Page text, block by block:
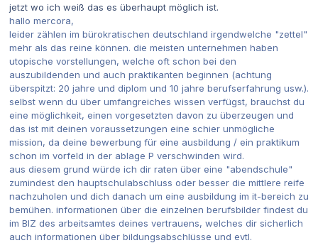
jetzt wo ich weiß das es überhaupt möglich ist.
hallo mercora,
leider zählen im bürokratischen deutschland irgendwelche "zettel"
mehr als das reine können. die meisten unternehmen haben
utopische vorstellungen, welche oft schon bei den
auszubildenden und auch praktikanten beginnen (achtung
überspitzt: 20 jahre und diplom und 10 jahre berufserfahrung usw.).
selbst wenn du über umfangreiches wissen verfügst, brauchst du
eine möglichkeit, einen vorgesetzten davon zu überzeugen und
das ist mit deinen voraussetzungen eine schier unmögliche
mission, da deine bewerbung für eine ausbildung / ein praktikum
schon im vorfeld in der ablage P verschwinden wird.
aus diesem grund würde ich dir raten über eine "abendschule"
zumindest den hauptschulabschluss oder besser die mittlere reife
nachzuholen und dich danach um eine ausbildung im it-bereich zu
bemühen. informationen über die einzelnen berufsbilder findest du
im BIZ des arbeitsamtes deines vertrauens, welches dir sicherlich
auch informationen über bildungsabschlüsse und evtl.